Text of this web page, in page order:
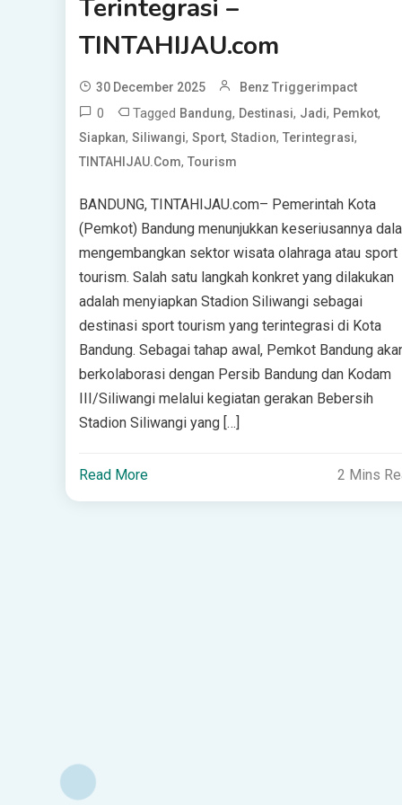
Terintegrasi –
TINTAHIJAU.com
30 December 2025 Benz Triggerimpact
0 Tagged Bandung, Destinasi, Jadi, Pemkot,
Siapkan, Siliwangi, Sport, Stadion, Terintegrasi,
TINTAHIJAU.com, Tourism
BANDUNG, TINTAHIJAU.com– Pemerintah Kota
(Pemkot) Bandung menunjukkan keseriusannya
mengembangkan sektor wisata olahraga atau sport
tourism. Salah satu langkah konkret yang dilakukan
adalah menyiapkan Stadion Siliwangi sebagai
destinasi sport tourism yang terintegrasi di Kota
Bandung. Sebagai tahap awal, Pemkot Bandung
berkolaborasi dengan Persib Bandung dan Kodam
III/Siliwangi melalui kegiatan gerakan Bebersih
Stadion Siliwangi yang […]
Read More 2 Mins